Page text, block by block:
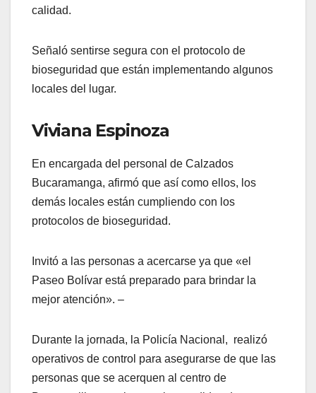
calidad.
Señaló sentirse segura con el protocolo de
bioseguridad que están implementando algunos
locales del lugar.
Viviana Espinoza
En encargada del personal de Calzados
Bucaramanga, afirmó que así como ellos, los
demás locales están cumpliendo con los
protocolos de bioseguridad.
Invitó a las personas a acercarse ya que «el
Paseo Bolívar está preparado para brindar la
mejor atención». –
Durante la jornada, la Policía Nacional, realizó
operativos de control para asegurarse de que las
personas que se acerquen al centro de